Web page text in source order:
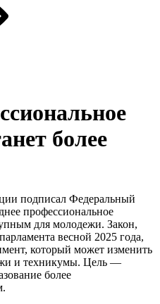
более
подписал Федеральный
профессиональное
для молодежи. Закон,
весной 2025 года,
который может изменить
и техникумы. Цель —
более